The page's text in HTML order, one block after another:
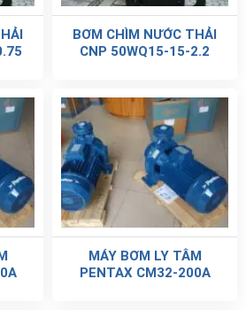
BƠM CHÌM NƯỚC THẢI
CNP 50WQ15-15-2.2
MÁY BƠM LY TÂM
PENTAX CM32-200A